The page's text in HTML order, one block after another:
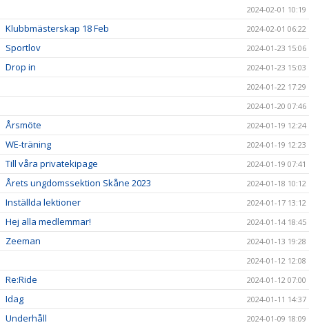
2024-02-01 10:19
Klubbmästerskap 18 Feb 2024-02-01 06:22
Sportlov 2024-01-23 15:06
Drop in
2024-01-23 15:03
2024-01-22 17:29
2024-01-20 07:46
Årsmöte 2024-01-19 12:24
WE-träning 2024-01-19 12:23
Till våra privatekipage 2024-01-19 07:41
Årets ungdomssektion Skåne 2023 2024-01-18 10:12
Inställda lektioner 2024-01-17 13:12
Hej alla medlemmar! 2024-01-14 18:45
Zeeman
2024-01-13 19:28
2024-01-12 12:08
Re:Ride 2024-01-12 07:00
Idag 2024-01-11 14:37
Underhåll
2024-01-09 18:09